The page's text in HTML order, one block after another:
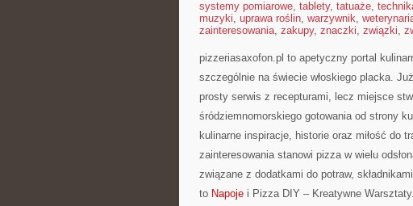
systemy pomiarowe, tablety, tatuaże,
muzyki, uprawa roślin, warzywnik,
zainteresowania, zakupy, znaczki, związki,
pizzeriasaxofon.pl to apetyczny portal
szczególnie na świecie włoskiego placka.
prosty serwis z recepturami, lecz miejsce
śródziemnomorskiego gotowania od strony
kulinarne inspiracje, historie oraz miłość do
zainteresowania stanowi pizza w wielu
związane z dodatkami do potraw,
to Napoje i Pizza DIY – Kreatywne